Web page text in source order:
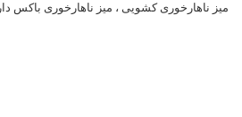
میز ناهارخوری کشویی ، میز ناهارخوری باکس دار